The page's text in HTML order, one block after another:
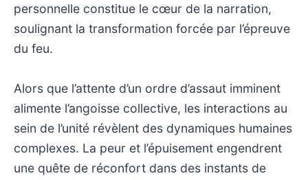
personnelle constitue le cœur de la narration,
soulignant la transformation forcée par l’épreuve
du feu.
Alors que l’attente d’un ordre d’assaut imminent
alimente l’angoisse collective, les interactions au
sein de l’unité révèlent des dynamiques humaines
complexes. La peur et l’épuisement engendrent
une quête de réconfort dans des instants de